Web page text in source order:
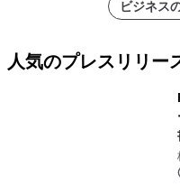
ビジネス
人気のプレスリリー